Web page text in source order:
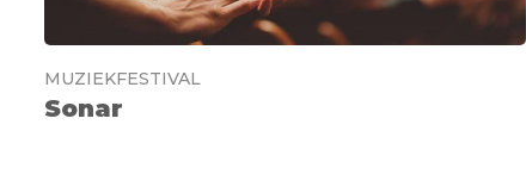
MUZIEKFESTIVAL
Sonar